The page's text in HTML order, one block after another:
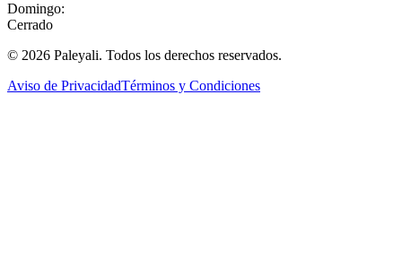
Domingo:
Cerrado
© 2026 Paleyali. Todos los derechos reservados.
Aviso de PrivacidadTérminos y Condiciones